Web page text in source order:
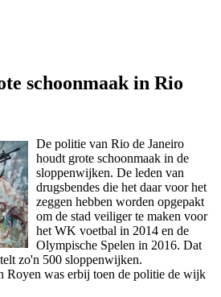
schoonmaak in Rio
De politie van Rio de Janeiro
houdt grote schoonmaak in de
sloppenwijken. De leden van
drugsbendes die het daar voor het
zeggen hebben worden opgepakt
om de stad veiliger te maken voor
het WK voetbal in 2014 en de
Olympische Spelen in 2016. Dat
zo'n 500 sloppenwijken.
Royen was erbij toen de politie de wijk